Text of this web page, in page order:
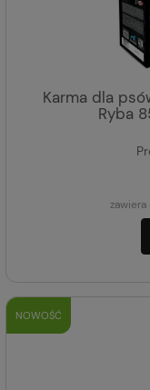
Karma dla
Ryba
zawiera
NOWOŚĆ